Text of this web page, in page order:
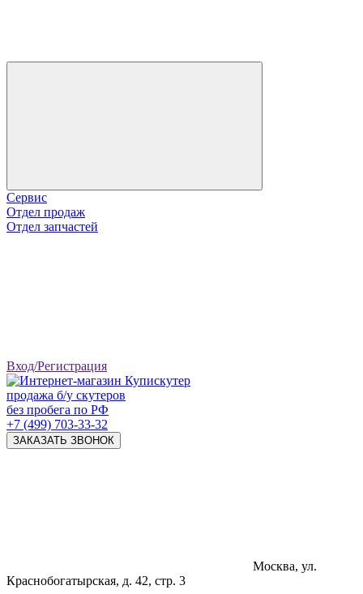
Сервис
Отдел продаж
Отдел запчастей
Вход/Регистрация
продажа б/у скутеров
без пробега по РФ
+7 (499) 703-33-32
ЗАКАЗАТЬ ЗВОНОК
Москва, ул.
Краснобогатырская, д. 42, стр. 3